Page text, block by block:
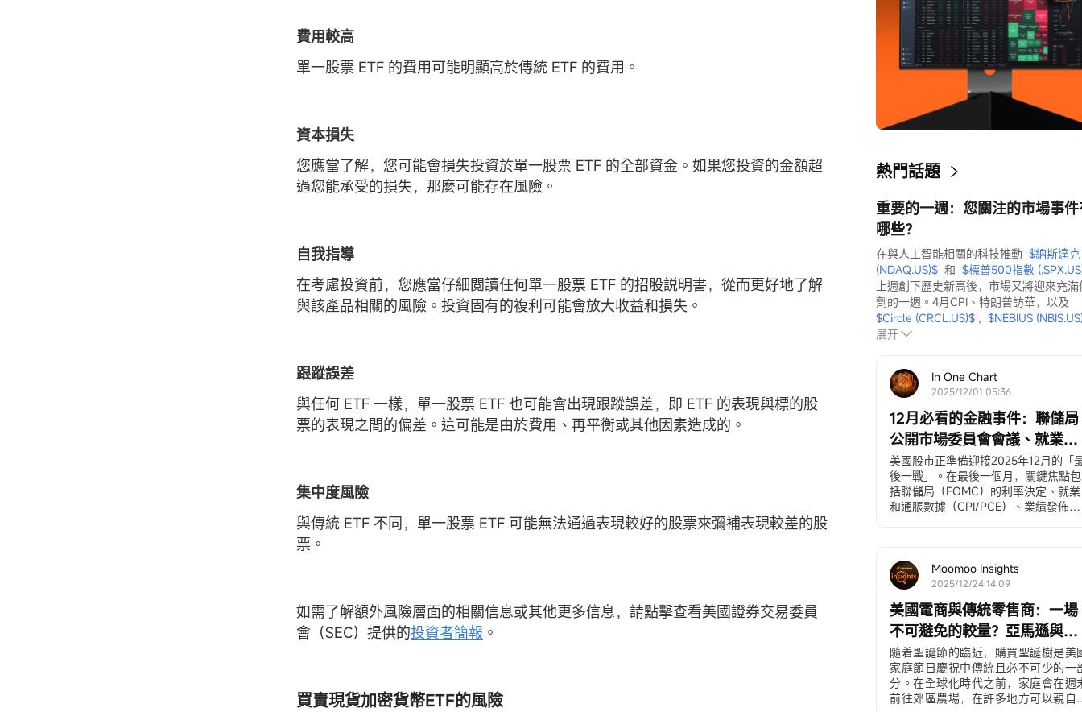
費用較高
單一股票 ETF 的費用可能明顯高於傳統 ETF 的費用。
資本損失
您應當了解，您可能會損失投資於單一股票 ETF 的全部資金。如果您投資的金額超
過您能承受的損失，那麼可能存在風險。
自我指導
在考慮投資前，您應當仔細閲讀任何單一股票 ETF 的招股説明書，從而更好地了解
與該產品相關的風險。投資固有的複利可能會放大收益和損失。
跟蹤誤差
與任何 ETF 一樣，單一股票 ETF 也可能會出現跟蹤誤差，即 ETF 的表現與標的股
票的表現之間的偏差。這可能是由於費用、再平衡或其他因素造成的。
集中度風險
與傳統 ETF 不同，單一股票 ETF 可能無法通過表現較好的股票來彌補表現較差的股
票。
如需了解額外風險層面的相關信息或其他更多信息，請點擊查看美國證券交易委員
會（SEC）提供的投資者簡報 。
買賣現貨加密貨幣ETF的風險
熱門話題
重要的一週：您關注的市場事
哪些？
在與人工智能相關的科技推動 $納斯達克
(NDAQ.US)$
  和
$標普500指數
上週創下歷史新高後，市場又將迎來充
$Circle (CRCL.US)$ , $NEBIUS
展开
In One Chart
2025/12/01 05:36
12月必看的金融事件：聯儲局
公開市場委員會會議、就業和
通脹數據、聖誕老人反彈等
美國股市正準備迎接2025年12月的「
後一戰」。在最後一個月，關鍵焦點包
括聯儲局（FOMC）的利率決定、就業
和通脹數據（CPI/PCE）、業績發佈、
12月3日，ADP就業變動數據
ADP私營部門就業數據...
Moomoo Insights
2025/12/24 14:09
美國電商與傳統零售商：一場
不可避免的較量？亞馬遜與沃
爾瑪的對比
隨着聖誕節的臨近，購買聖誕樹是美
家庭節日慶祝中傳統且必不可少的一
分。在全球化時代之前，家庭會在週
前往郊區農場，在許多地方可以親自